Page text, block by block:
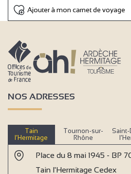
Ajouter à mon carnet de voyage
NOS ADRESSES
Tain
l’Hermitage
Tournon-sur-
Rhône
Place du 8 mai 1945 - BP
Tain l'Hermitage Cedex